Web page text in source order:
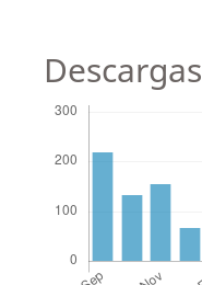
Descargas